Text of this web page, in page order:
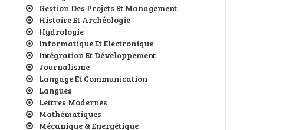
Gestion Des Projets Et Management
Histoire Et Archéologie
Hydrologie
Informatique Et Electronique
Intégration Et Développement
Journalisme
Langage Et Communication
Langues
Lettres Modernes
Mathématiques
Mécanique & Energétique